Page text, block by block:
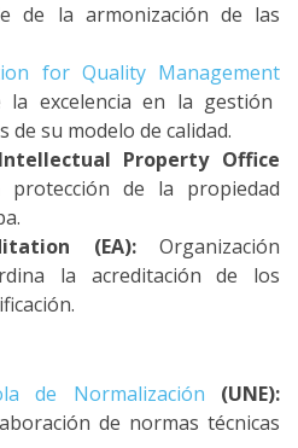
de la armonización de las
for Quality Management
la excelencia en la gestión
de su modelo de calidad.
Property Office
protección de la propiedad
(EA):Organización
la acreditación de los
de Normalización (UNE):
de normas técnicas